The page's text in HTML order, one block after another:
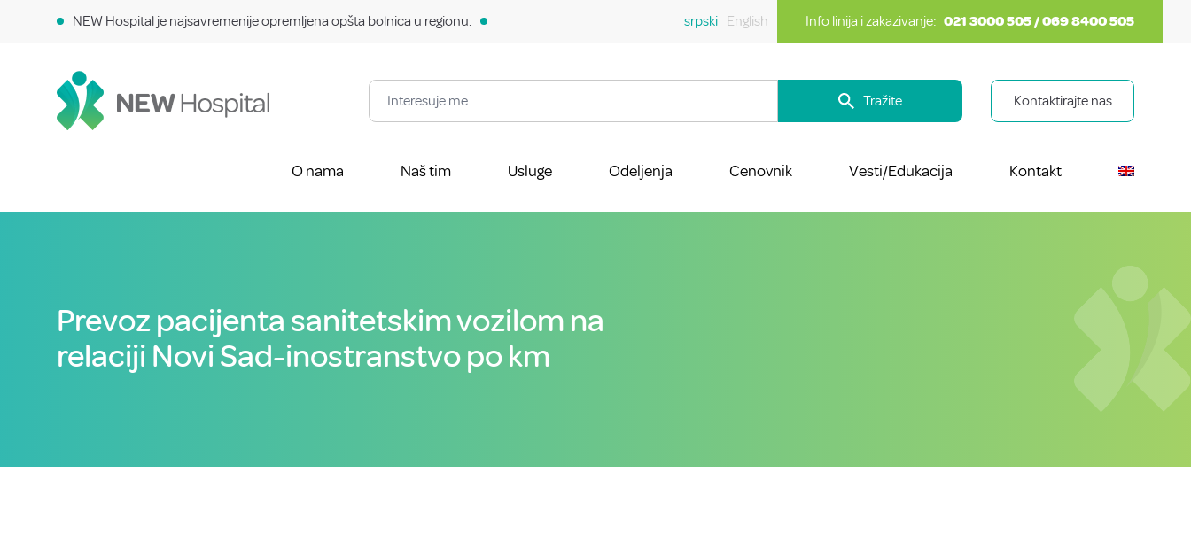
NEW Hospital je najsavremenije opremljena opšta bolnica u regionu. srpski English Info linija i zakazivanje: 021 3000 505 / 069 8400 505
Tražite Kontaktirajte nas
O nama Naš tim Usluge Odeljenja Cenovnik Vesti/Edukacija Kontakt
Prevoz pacijenta sanitetskim vozilom na
relaciji Novi Sad-inostranstvo po km